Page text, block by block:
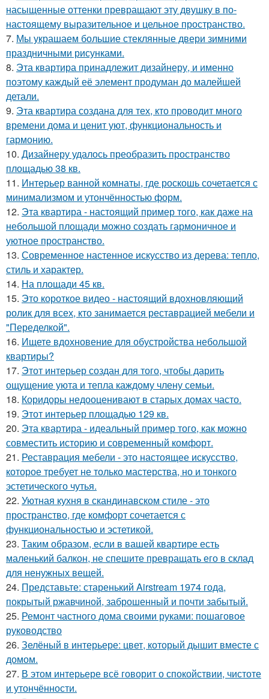
насыщенные оттенки превращают эту двушку в по-
настоящему выразительное и цельное пространство.
7. Мы украшаем большие стеклянные двери зимними
праздничными рисунками.
8. Эта квартира принадлежит дизайнеру, и именно
поэтому каждый её элемент продуман до малейшей
детали.
9. Эта квартира создана для тех, кто проводит много
времени дома и ценит уют, функциональность и
гармонию.
10. Дизайнеру удалось преобразить пространство
площадью 38 кв.
11. Интерьер ванной комнаты, где роскошь сочетается с
минимализмом и утончённостью форм.
12. Эта квартира - настоящий пример того, как даже на
небольшой площади можно создать гармоничное и
уютное пространство.
13. Современное настенное искусство из дерева: тепло,
стиль и характер.
14. На площади 45 кв.
15. Это короткое видео - настоящий вдохновляющий
ролик для всех, кто занимается реставрацией мебели и
"Переделкой".
16. Ищете вдохновение для обустройства небольшой
квартиры?
17. Этот интерьер создан для того, чтобы дарить
ощущение уюта и тепла каждому члену семьи.
18. Коридоры недооценивают в старых домах часто.
19. Этот интерьер площадью 129 кв.
20. Эта квартира - идеальный пример того, как можно
совместить историю и современный комфорт.
21. Реставрация мебели - это настоящее искусство,
которое требует не только мастерства, но и тонкого
эстетического чутья.
22. Уютная кухня в скандинавском стиле - это
пространство, где комфорт сочетается с
функциональностью и эстетикой.
23. Таким образом, если в вашей квартире есть
маленький балкон, не спешите превращать его в склад
для ненужных вещей.
24. Представьте: старенький Airstream 1974 года,
покрытый ржавчиной, заброшенный и почти забытый.
25. Ремонт частного дома своими руками: пошаговое
руководство
26. Зелёный в интерьере: цвет, который дышит вместе с
домом.
27. В этом интерьере всё говорит о спокойствии, чистоте
и утончённости.